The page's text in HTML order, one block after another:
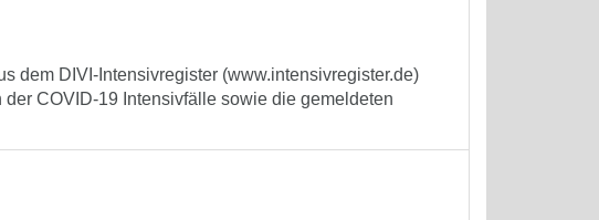
dem DIVI-Intensivregister (www.intensivregister.de)
COVID-19 Intensivfälle sowie die gemeldeten